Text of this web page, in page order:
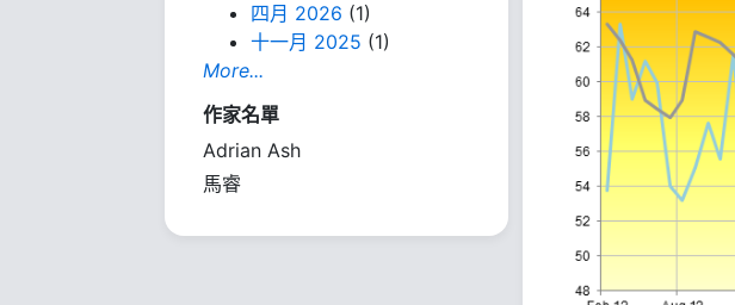
四月 2026 (1)
十一月 2025 (1)
More...
作家名單
Adrian Ash
馬睿